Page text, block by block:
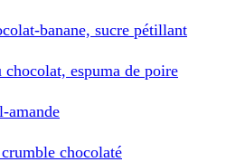
banane, sucre pétillant
espuma de poire
amande
chocolaté